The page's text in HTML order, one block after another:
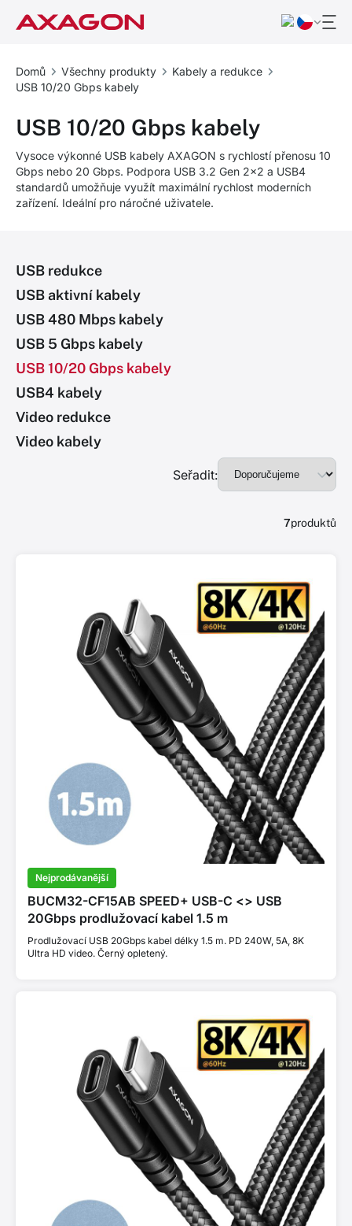
Domů Všechny produkty
Kabely a redukce
USB 10/20 Gbps kabely
USB 10/20 Gbps kabely
Vysoce výkonné USB kabely AXAGON s rychlostí přenosu 10
Gbps nebo 20 Gbps. Podpora USB 3.2 Gen 2x2 a USB4
standardů umožňuje využít maximální rychlost moderních
zařízení. Ideální pro náročné uživatele.
USB redukce
USB aktivní kabely
USB 480 Mbps kabely
USB 5 Gbps kabely
USB 10/20 Gbps kabely
USB4 kabely
Video redukce
Video kabely
Seřadit:
7produktů
Nejprodávanější
BUCM32-CF15AB SPEED+ USB-C <> USB
20Gbps prodlužovací kabel 1.5 m
Prodlužovací USB 20Gbps kabel délky 1.5 m. PD 240W, 5A, 8K
Ultra HD video. Černý opletený.